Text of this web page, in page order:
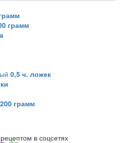
грамм
0,5 ч. ложек
200 грамм
в соцсетях